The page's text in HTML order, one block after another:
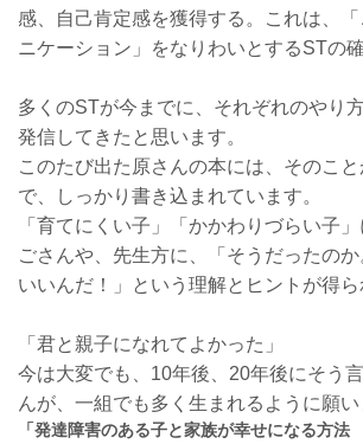
感、自己肯定感を獲得する。これは、「
ニケーション」をなりわいとするSTの確
多くのSTが今までに、それぞれのやり
発信してきたと思います。
このたび出た原さんの本には、そのこ
で、しっかり書き込まれています。
「育てにくい子」「かかわりづらい子
ごさんや、先生方に、「そうだったの
いいんだ！」という理解とヒントが得ら
「君と親子になれてよかった」
今は大変でも、10年後、20年後にそう
んが、一組でも多く生まれるように願い
「発達障害のある子と家族が幸せになる方